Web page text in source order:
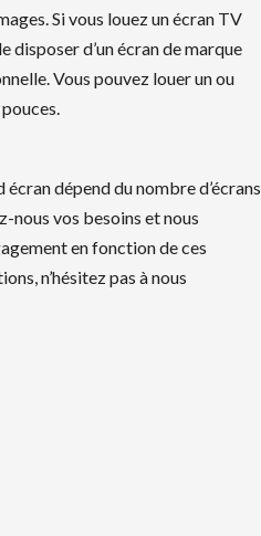
Si vous louez un écran TV
disposer d’un écran de marque
Vous pouvez louer un ou
dépend du nombre d’écrans
nous vos besoins et nous
en fonction de ces
n’hésitez pas à nous